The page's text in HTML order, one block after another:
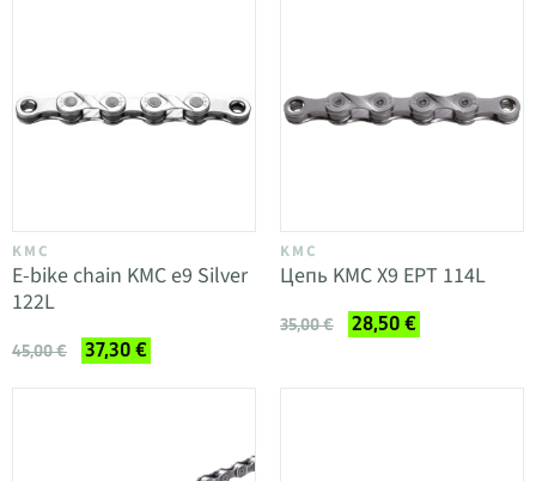
KMC
E-bike chain KMC e9 Silver
122L
45,00 € 37,30 €
KMC
Цепь KMC X9 EPT 114L
35,00 € 28,50 €